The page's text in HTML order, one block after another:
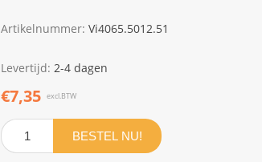
Artikelnummer: Vi4065.5012.51
Levertijd: 2-4 dagen
€7,35 excl.BTW
BESTEL NU!